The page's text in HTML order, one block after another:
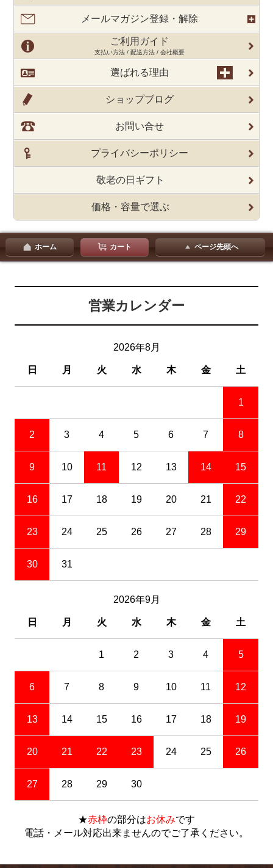
メールマガジン登録・解除
ご利用ガイド
支払い方法 / 配送方法 / 会社概要
選ばれる理由
ショップブログ
お問い合せ
プライバシーポリシー
敬老の日ギフト
価格・容量で選ぶ
ホーム カート ページ先頭へ
営業カレンダー
2026年8月
日 月 火 水 木 金 土
1
2 3 4 5 6 7 8
9 10 11 12 13 14 15
16 17 18 19 20 21 22
23 24 25 26 27 28 29
30 31
2026年9月
日 月 火 水 木 金 土
1 2 3 4 5
6 7 8 9 10 11 12
13 14 15 16 17 18 19
20 21 22 23 24 25 26
27 28 29 30
★赤枠の部分はお休みです
電話・メール対応出来ませんのでご了承ください。